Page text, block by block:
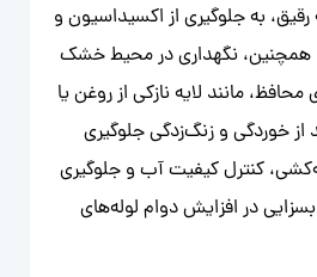
به جلوگیری از اکسیداسیون و
همچنین، نگهداری در محیط خشک
مانند لایه نازکی از روغن یا
خوردگی و زنگ‌زدگی جلوگیری
کنترل کیفیت آب و جلوگیری
در افزایش دوام لوله‌های